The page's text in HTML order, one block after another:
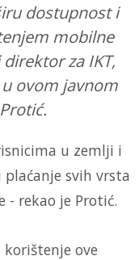
dostupnost i
mobilne
za IKT,
ovom javnom
u zemlji i
svih vrsta
- rekao je Protić.
ove